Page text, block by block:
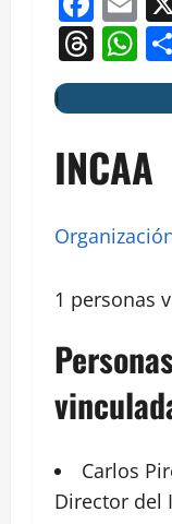
I
INCAA
1 personas
Carlos
Director del